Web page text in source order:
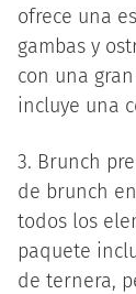
ofrece una
gambas y
con una
incluye una
3. Brunch
de brunch
todos los
paquete
de ternera,